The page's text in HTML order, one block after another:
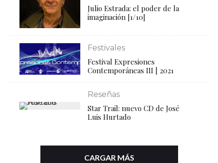
Julio Estrada: el poder de la
imaginación [1/10]
Festivales
Festival Expresiones
Contemporáneas III | 2021
Reseñas
Star Trail: nuevo CD de José
Luis Hurtado
CARGAR MÁS